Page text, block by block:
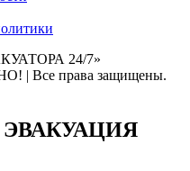
24/7»
Все права защищены.